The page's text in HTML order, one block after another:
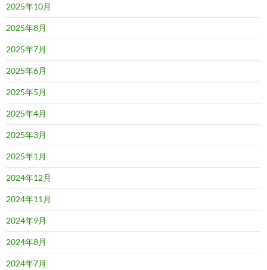
2025年10月
2025年8月
2025年7月
2025年6月
2025年5月
2025年4月
2025年3月
2025年1月
2024年12月
2024年11月
2024年9月
2024年8月
2024年7月